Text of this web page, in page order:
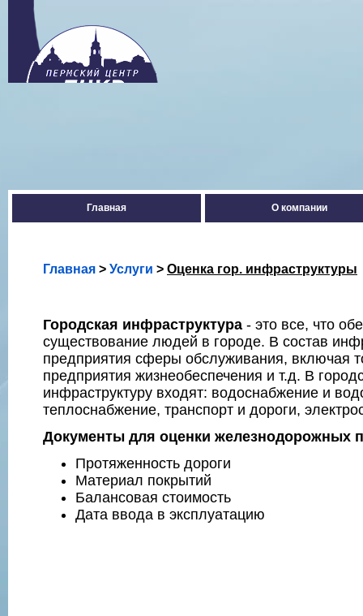
Главная О компании
Главная > Услуги > Оценка гор. инфраструктуры
Городская инфраструктура - это все, что
существование людей в городе. В состав
предприятия сферы обслуживания, включая
предприятия жизнеобеспечения и т.д. В
инфраструктуру входят: водоснабжение и
теплоснабжение, транспорт и дороги,
Документы для оценки железнодорожных
Протяженность дороги
Материал покрытий
Балансовая стоимость
Дата ввода в эксплуатацию